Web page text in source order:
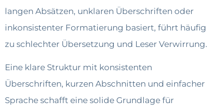
langen Absätzen, unklaren Überschriften oder
inkonsistenter Formatierung basiert, führt häufig
zu schlechter Übersetzung und Leser Verwirrung.
Eine klare Struktur mit konsistenten
Überschriften, kurzen Abschnitten und einfacher
Sprache schafft eine solide Grundlage für